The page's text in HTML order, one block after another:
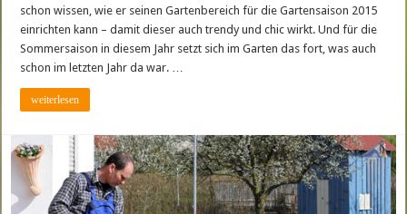
schon wissen, wie er seinen Gartenbereich für die Gartensaison 2015
einrichten kann – damit dieser auch trendy und chic wirkt. Und für die
Sommersaison in diesem Jahr setzt sich im Garten das fort, was auch
schon im letzten Jahr da war. …
weiterlesen